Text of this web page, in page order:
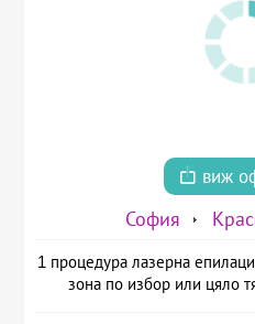
виж
София
1 процедура лазерна
зона по избор или цяло